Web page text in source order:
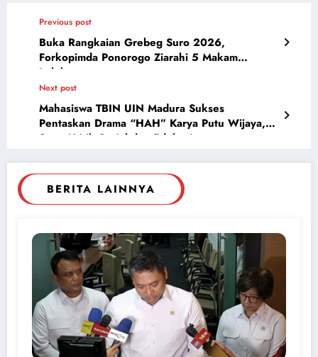
Previous post
Buka Rangkaian Grebeg Suro 2026,
Forkopimda Ponorogo Ziarahi 5 Makam
Leluhur
Next post
Mahasiswa TBIN UIN Madura Sukses
Pentaskan Drama “HAH” Karya Putu Wijaya,
BERITA LAINNYA